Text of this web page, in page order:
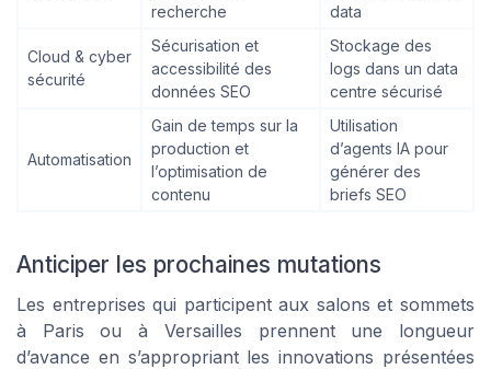
recherche
data
Cloud & cyber
sécurité
Sécurisation et
accessibilité des
données SEO
Stockage des
logs dans un data
centre sécurisé
Automatisation
Gain de temps sur la
production et
l’optimisation de
contenu
Utilisation
d’agents IA pour
générer des
briefs SEO
Anticiper les prochaines mutations
Les entreprises qui participent aux salons et sommets
à Paris ou à Versailles prennent une longueur
d’avance en s’appropriant les innovations présentées